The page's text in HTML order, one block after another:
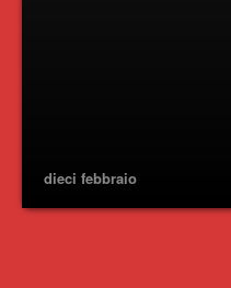
dieci febbraio